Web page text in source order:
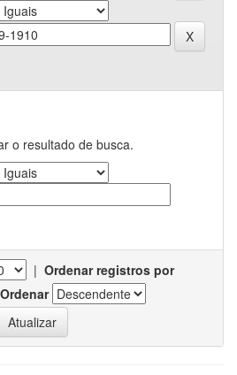
o resultado de busca.
| Ordenar registros por
Ordenar